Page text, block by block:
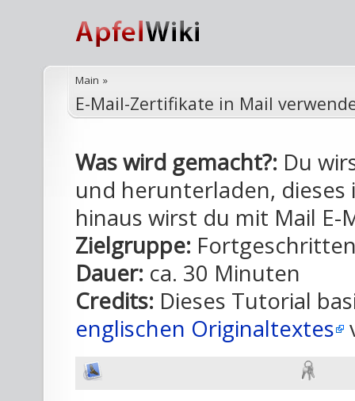
Main »
E-Mail-Zertifikate in Mail
Was wird gemacht?: Du
und herunterladen, dieses
hinaus wirst du mit Mail E-
Zielgruppe:
Dauer: ca. 30 Minuten
Credits: Dieses Tutorial
englischen Originaltextes